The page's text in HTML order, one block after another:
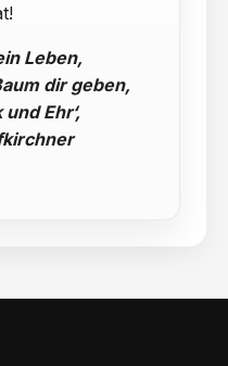
Leben,
dir geben,
Ehr‘,